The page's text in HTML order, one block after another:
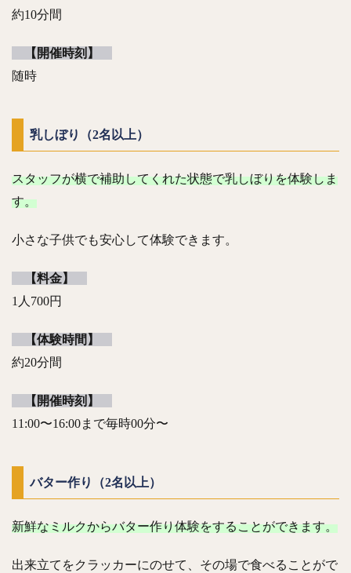
約10分間
【開催時刻】
随時
乳しぼり（2名以上）
スタッフが横で補助してくれた状態で乳しぼりを体験しま
す。
小さな子供でも安心して体験できます。
【料金】
1人700円
【体験時間】
約20分間
【開催時刻】
11:00〜16:00まで毎時00分〜
バター作り（2名以上）
新鮮なミルクからバター作り体験をすることができます。
出来立てをクラッカーにのせて、その場で食べることがで